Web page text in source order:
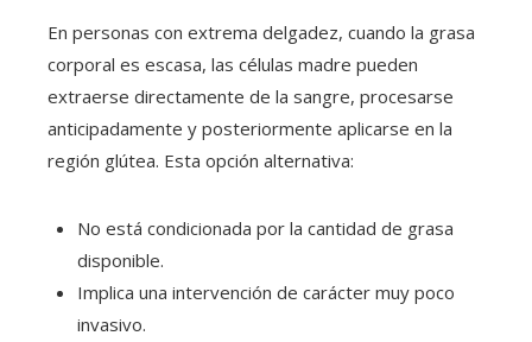
En personas con extrema delgadez, cuando la grasa
corporal es escasa, las células madre pueden
extraerse directamente de la sangre, procesarse
anticipadamente y posteriormente aplicarse en la
región glútea. Esta opción alternativa:
No está condicionada por la cantidad de grasa
disponible.
Implica una intervención de carácter muy poco
invasivo.